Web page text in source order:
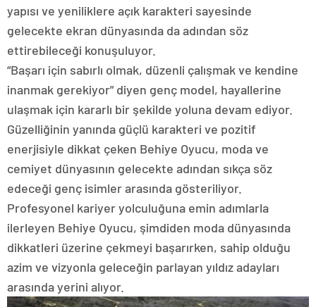
yapısı ve yeniliklere açık karakteri sayesinde
gelecekte ekran dünyasında da adından söz
ettirebileceği konuşuluyor.
“Başarı için sabırlı olmak, düzenli çalışmak ve kendine
inanmak gerekiyor” diyen genç model, hayallerine
ulaşmak için kararlı bir şekilde yoluna devam ediyor.
Güzelliğinin yanında güçlü karakteri ve pozitif
enerjisiyle dikkat çeken Behiye Oyucu, moda ve
cemiyet dünyasının gelecekte adından sıkça söz
edeceği genç isimler arasında gösteriliyor.
Profesyonel kariyer yolculuğuna emin adımlarla
ilerleyen Behiye Oyucu, şimdiden moda dünyasında
dikkatleri üzerine çekmeyi başarırken, sahip olduğu
azim ve vizyonla geleceğin parlayan yıldız adayları
arasında yerini alıyor.